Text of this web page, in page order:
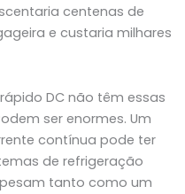
centenas de
e custaria milhares
DC não têm essas
ser enormes. Um
contínua pode ter
de refrigeração
tanto como um